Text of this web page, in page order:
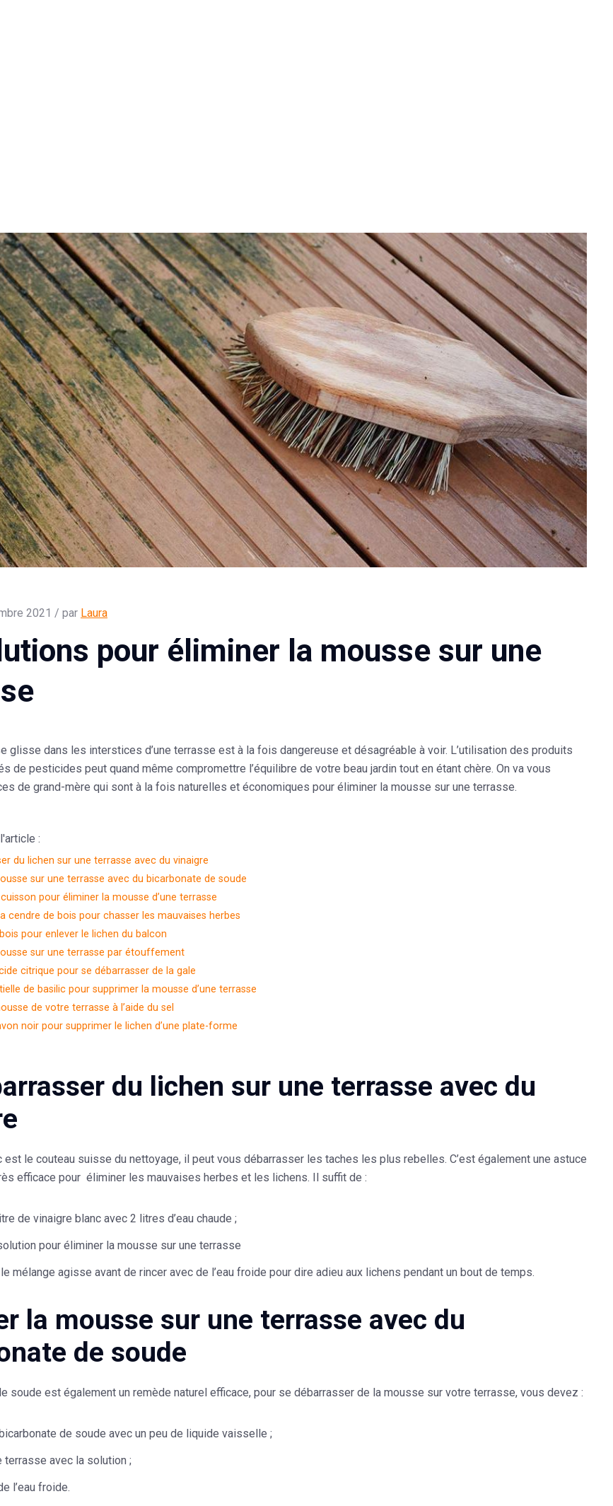
2021 / par Laura
pour éliminer la mousse sur une
glisse dans les interstices d’une terrasse est à la fois dangereuse et désagréable à voir. L’utilisation des produits
de pesticides peut quand même compromettre l’équilibre de votre beau jardin tout en étant chère. On va vous
de grand-mère qui sont à la fois naturelles et économiques pour éliminer la mousse sur une terrasse.
:
du lichen sur une terrasse avec du vinaigre
sur une terrasse avec du bicarbonate de soude
pour éliminer la mousse d’une terrasse
cendre de bois pour chasser les mauvaises herbes
pour enlever le lichen du balcon
sur une terrasse par étouffement
citrique pour se débarrasser de la gale
de basilic pour supprimer la mousse d’une terrasse
de votre terrasse à l’aide du sel
noir pour supprimer le lichen d’une plate-forme
du lichen sur une terrasse avec du
est le couteau suisse du nettoyage, il peut vous débarrasser les taches les plus rebelles. C’est également une astuce
efficace pour éliminer les mauvaises herbes et les lichens. Il suffit de :
de vinaigre blanc avec 2 litres d’eau chaude ;
pour éliminer la mousse sur une terrasse
mélange agisse avant de rincer avec de l’eau froide pour dire adieu aux lichens pendant un bout de temps.
la mousse sur une terrasse avec du
de soude
soude est également un remède naturel efficace, pour se débarrasser de la mousse sur votre terrasse, vous devez :
de soude avec un peu de liquide vaisselle ;
terrasse avec la solution ;
l’eau froide.